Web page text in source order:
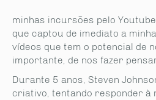
minhas incursões pelo
que captou de imediato a
vídeos que tem o potencial de
importante, de nos fazer
Durante 5 anos, Steven
criativo, tentando responder à